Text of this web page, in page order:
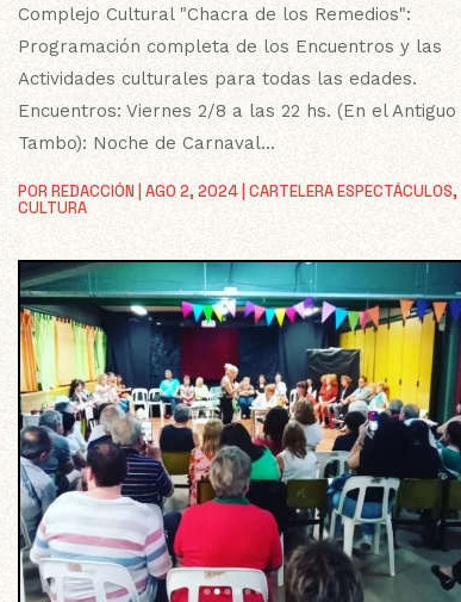
PORREDACCIÓN AGO 2, 2024| CARTELERA ESPECTÁCULOS,
CULTURA
Complejo Cultural "Chacra de los Remedios":
Programación completa de los Encuentros y las
Actividades culturales para todas las edades.
Encuentros: Viernes 2/8 a las 22 hs. (En el Antiguo
Tambo): Noche de Carnaval...